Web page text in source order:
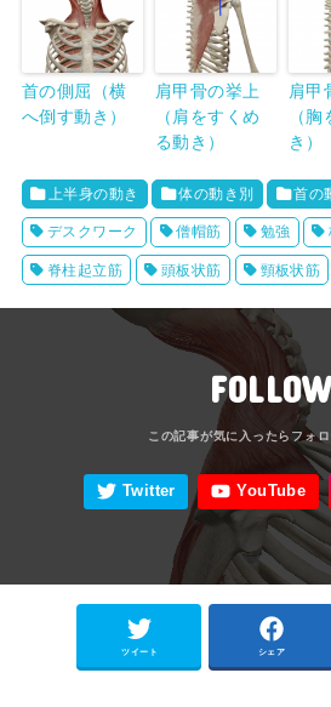
首の側屈（横
へ倒す動き）
肩甲骨の挙上
（肩をすくめ
る動き）
肩甲
（
き）
上半身の動き 体の動き別 首の
デスクワーク 僧帽筋 勉強
脊柱起立筋 頭板状筋 頸板状筋
ツイート シェア